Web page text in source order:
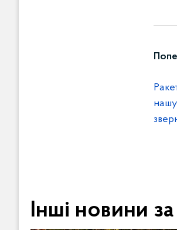
нашу
Інші новини